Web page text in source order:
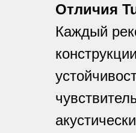
Отличия
Каждый